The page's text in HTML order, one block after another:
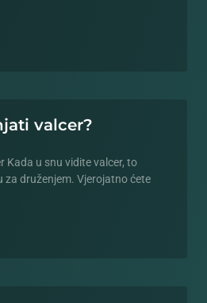
valcer?
Kada u snu vidite valcer, to
za druženjem. Vjerojatno ćete